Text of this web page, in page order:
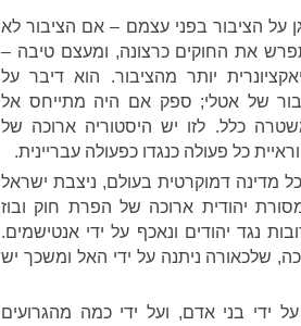
על הציבור בפני עצמם – אם הציבור לא
את החוקים כרצונה, ומעצם טיבה –
יותר מהציבור. הוא דיבר על
של אטלי; ספק אם היה מתייחס אל
כלל. לזו יש היסטוריה ארוכה של
כל פעולה כנגדו כפעולה עבריינית.
מדינה דמוקרטית בעולם, ניצבת ישראל
יהודית ארוכה של הפרת חוק ובוז
נגד יהודים ונאכף על ידי אנטישמים.
שלכאורה ניתנה על ידי האל ומשכך יש
ידי בני אדם, ועל ידי כמה מהגרועים